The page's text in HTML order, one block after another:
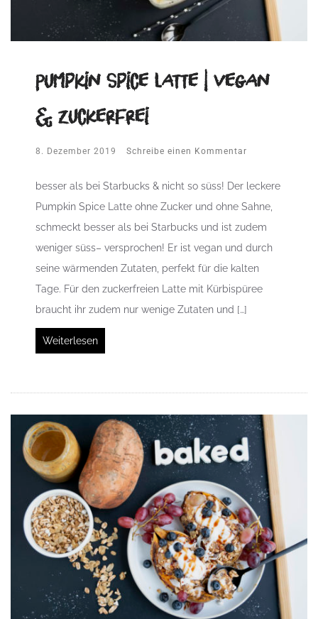
Pumpkin Spice Latte | vegan
& zuckerfrei
8. Dezember 2019 Schreibe einen Kommentar
besser als bei Starbucks & nicht so süss! Der leckere
Pumpkin Spice Latte ohne Zucker und ohne Sahne,
schmeckt besser als bei Starbucks und ist zudem
weniger süss– versprochen! Er ist vegan und durch
seine wärmenden Zutaten, perfekt für die kalten
Tage. Für den zuckerfreien Latte mit Kürbispüree
braucht ihr zudem nur wenige Zutaten und […]
Weiterlesen